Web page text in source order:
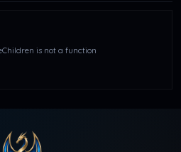
is not a function